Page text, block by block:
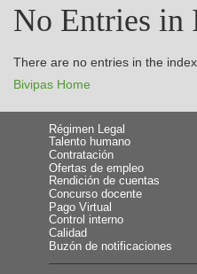
No Entries in
There are no entries in the
Bivipas Home
Régimen Legal
Talento humano
Contratación
Ofertas de empleo
Rendición de cuentas
Concurso docente
Pago Virtual
Control interno
Calidad
Buzón de notificaciones